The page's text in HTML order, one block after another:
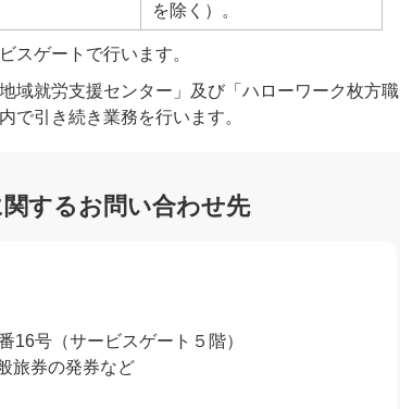
を除く）。
スゲートで行います。
域就労支援センター」及び「ハローワーク枚方職
で引き続き業務を行います。
するお問い合わせ先
16号（サービスゲート５階）
旅券の発券など